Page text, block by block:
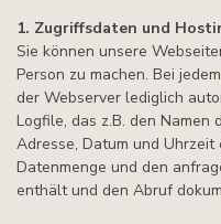
1. Zugriffsdaten und
Sie können unsere
Person zu machen. Bei
der Webserver lediglich
Logfile, das z.B. den Namen
Adresse, Datum und
Datenmenge und den
enthält und den Abruf